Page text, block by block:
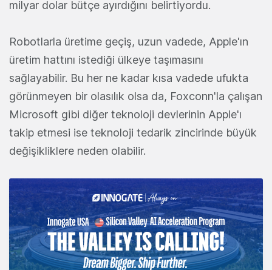
milyar dolar bütçe ayırdığını belirtiyordu.
Robotlarla üretime geçiş, uzun vadede, Apple'ın
üretim hattını istediği ülkeye taşımasını
sağlayabilir. Bu her ne kadar kısa vadede ufukta
görünmeyen bir olasılık olsa da, Foxconn'la çalışan
Microsoft gibi diğer teknoloji devlerinin Apple'ı
takip etmesi ise teknoloji tedarik zincirinde büyük
değişikliklere neden olabilir.